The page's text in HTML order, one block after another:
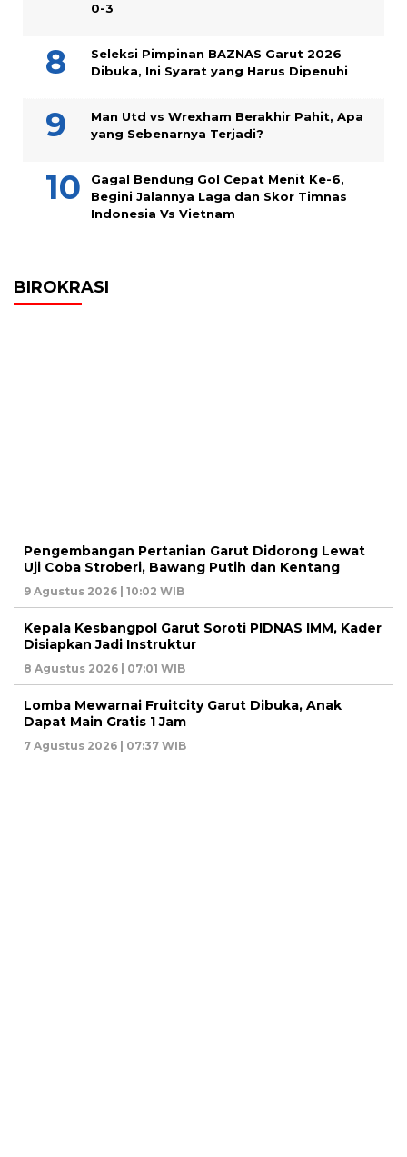
0-3
Seleksi Pimpinan BAZNAS Garut 2026
Dibuka, Ini Syarat yang Harus Dipenuhi
Man Utd vs Wrexham Berakhir Pahit, Apa
yang Sebenarnya Terjadi?
Gagal Bendung Gol Cepat Menit Ke-6,
Begini Jalannya Laga dan Skor Timnas
Indonesia Vs Vietnam
BIROKRASI
Pengembangan Pertanian Garut Didorong Lewat
Uji Coba Stroberi, Bawang Putih dan Kentang
9 Agustus 2026 | 10:02 WIB
Kepala Kesbangpol Garut Soroti PIDNAS IMM, Kader
Disiapkan Jadi Instruktur
8 Agustus 2026 | 07:01 WIB
Lomba Mewarnai Fruitcity Garut Dibuka, Anak
Dapat Main Gratis 1 Jam
7 Agustus 2026 | 07:37 WIB